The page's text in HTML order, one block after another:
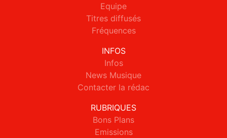
Equipe
Titres diffusés
Fréquences
INFOS
Infos
News Musique
Contacter la rédac
RUBRIQUES
Bons Plans
Emissions